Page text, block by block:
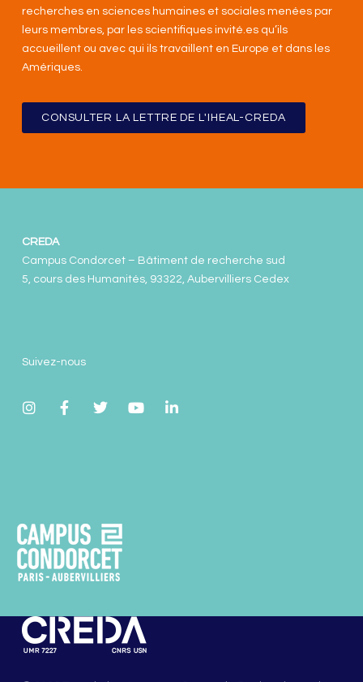
recherches en sciences humaines et sociales menées par
leurs membres, par les scientifiques invité.es qu’ils
accueillent ou avec qui ils travaillent en Europe et dans les
Amériques.
CONSULTER LA LETTRE DE L'IHEAL-CREDA
CREDA
Campus Condorcet – Bâtiment de recherche sud
5, cours des Humanités, 93322, Aubervilliers Cedex
Suivez-nous